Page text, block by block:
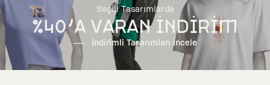
Seçili Tasarımlarda
%40'A VARAN İNDİRİM
İndirimli Tasarımları İncele